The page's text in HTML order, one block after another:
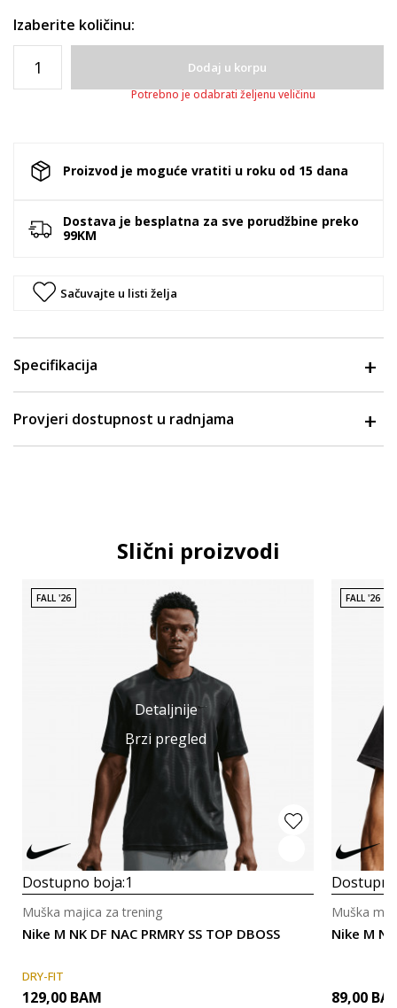
Izaberite količinu:
Dodaj u korpu
Potrebno je odabrati željenu veličinu
Proizvod je moguće vratiti u roku od 15 dana
Dostava je besplatna za sve porudžbine preko
99KM
Sačuvajte u listi želja
Specifikacija
Provjeri dostupnost u radnjama
Slični proizvodi
Detaljnije
Brzi pregled
FALL '26
Dostupno boja:1
Nike M NK DF NAC PRMRY SS TOP DBOSS
Muška majica za trening
DRY-FIT
129,00 BAM
FALL '26
Nike M NK
Muška
89,00